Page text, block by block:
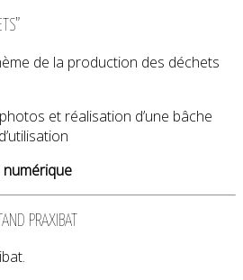
de la production des déchets
et réalisation d’une bâche
PRAXIBAT